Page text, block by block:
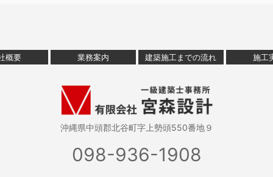
概要 業務案内 建築施工までの流れ 施工
沖縄県中頭郡北谷町字上勢頭550番地９
098-936-1908